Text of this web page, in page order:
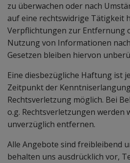
zu überwachen oder nach
auf eine rechtswidrige Tätigkeit
Verpflichtungen zur Entfernung
Nutzung von Informationen
Gesetzen bleiben hiervon
Eine diesbezügliche Haftung ist
Zeitpunkt der
Rechtsverletzung möglich. Bei
o.g. Rechtsverletzungen werden
unverzüglich entfernen.
Alle Angebote sind freibleibend
behalten uns ausdrücklich vor,